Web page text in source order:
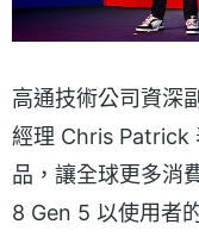
高通技術公司資深
經理 Chris Patrick
品，讓全球更多消
8 Gen 5 以使用者